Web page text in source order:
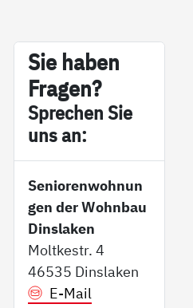
Sie ha­ben
Fra­gen?
Sp­re­chen Sie
uns an:
Seniorenwohnun
gen der Wohnbau
Dinslaken
Moltkestr. 4
46535 Dinslaken
E-Mail